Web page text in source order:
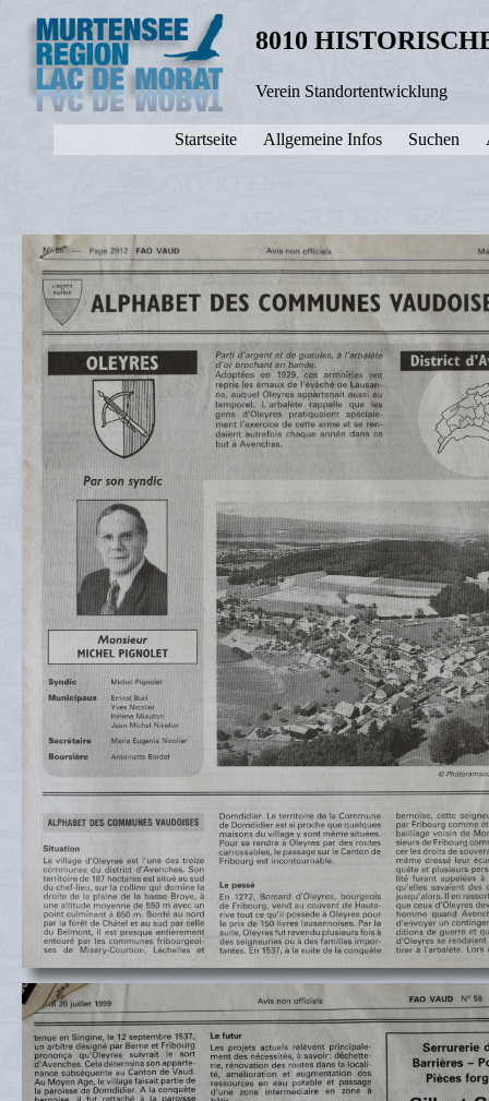
8010
Verein Standortentwicklung
Startseite Allgemeine Infos Suchen